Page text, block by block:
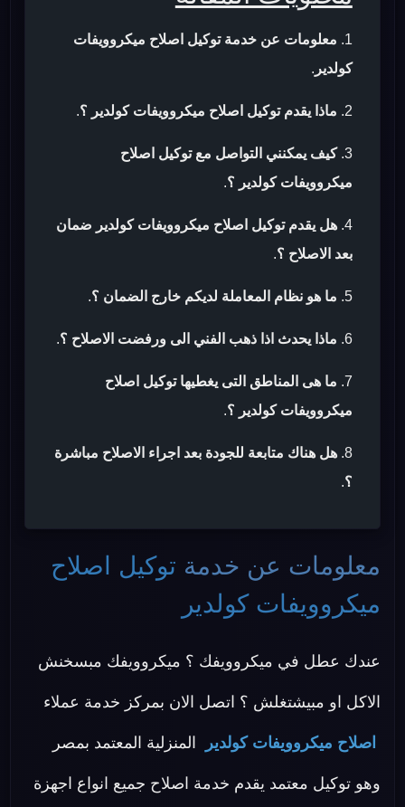
معلومات عن خدمة توكيل اصلاح ميكروويفات
كولدير .
ماذا يقدم توكيل اصلاح ميكروويفات كولدير ؟.
كيف يمكنني التواصل مع توكيل اصلاح
ميكروويفات كولدير ؟.
هل يقدم توكيل اصلاح ميكروويفات كولدير ضمان
بعد الاصلاح ؟.
ما هو نظام المعاملة لديكم خارج الضمان ؟.
ماذا يحدث اذا ذهب الفني الى ورفضت الاصلاح ؟.
ما هى المناطق التى يغطيها توكيل اصلاح
ميكروويفات كولدير ؟.
هل هناك متابعة للجودة بعد اجراء الاصلاح مباشرة
؟.
معلومات عن خدمة توكيل اصلاح
ميكروويفات كولدير
عندك عطل في ميكروويفك ؟ ميكروويفك مبسخنش
الاكل او مبيشتغلش ؟ اتصل الان بمركز خدمة عملاء
اصلاح ميكروويفات كولدير المنزلية المعتمد بمصر
وهو توكيل معتمد يقدم خدمة اصلاح جميع انواع اجهزة